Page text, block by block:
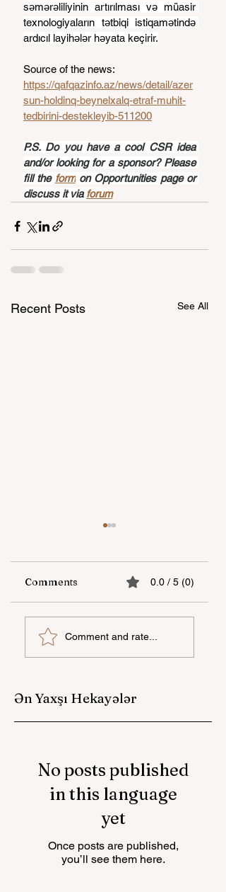
səmərəliliyinin artırılması və müasir
texnologiyaların tətbiqi istiqamətində
ardıcıl layihələr həyata keçirir.
Source of the news:
https://qafqazinfo.az/news/detail/azer
sun-holdinq-beynelxalq-etraf-muhit-
tedbirini-destekleyib-511200
P.S. Do you have a cool CSR idea
and/or looking for a sponsor? Please
fill the form on Opportunities page or
discuss it via forum
Recent Posts See All
"OBA" marketlər
şəbəkəsi Milli Kino
Gününü "Tağıyev:
edib
Comments 0.0 / 5 (0)
Comment and rate...
Ən Yaxşı Hekayələr
No posts published
in this language
yet
Once posts are published,
you’ll see them here.